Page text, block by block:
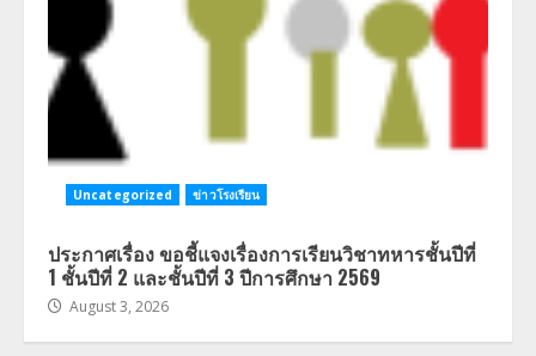
Uncategorized ข่าวโรงเรียน
ประกาศเรื่อง ขอชี้แจงเรื่องการเรียนวิชาทหารชั้นปีที่
1 ชั้นปีที่ 2 และชั้นปีที่ 3 ปีการศึกษา 2569
August 3, 2026